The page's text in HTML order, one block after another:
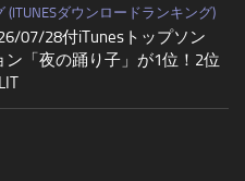
(ITUNESダウンロードランキング)
07/28付iTunesトップソン
ン「夜の踊り子」が1位！2位